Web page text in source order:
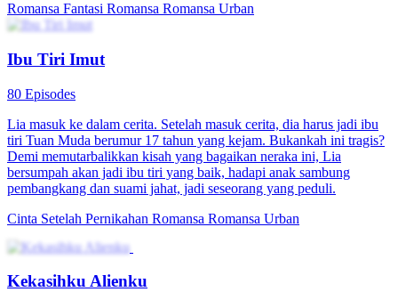
Romansa Fantasi Romansa Romansa Urban
Ibu Tiri Imut
80 Episodes
Lia masuk ke dalam cerita. Setelah masuk cerita, dia harus jadi ibu
tiri Tuan Muda berumur 17 tahun yang kejam. Bukankah ini tragis?
Demi memutarbalikkan kisah yang bagaikan neraka ini, Lia
bersumpah akan jadi ibu tiri yang baik, hadapi anak sambung
pembangkang dan suami jahat, jadi seseorang yang peduli.
Cinta Setelah Pernikahan Romansa Romansa Urban
Kekasihku Alienku